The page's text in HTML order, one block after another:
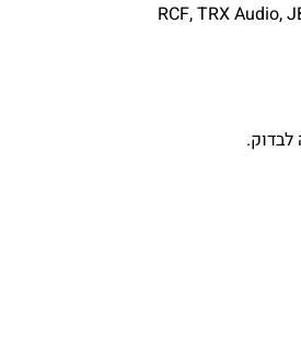
RCF, TRX Audio,
לבדוק.